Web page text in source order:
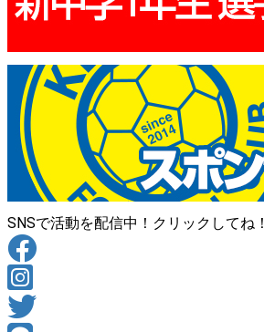
SNSで活動を配信中！クリックしてね！